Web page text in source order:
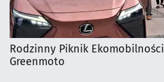
Rodzinny Piknik Ekomobilności
Greenmoto